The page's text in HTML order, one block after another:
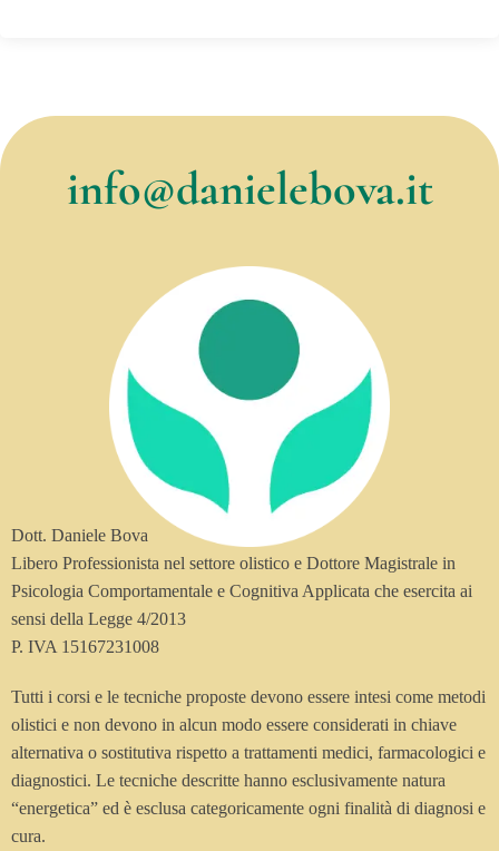
info@danielebova.it
Dott. Daniele Bova
Libero Professionista nel settore olistico e Dottore Magistrale in
Psicologia Comportamentale e Cognitiva Applicata che esercita ai
sensi della Legge 4/2013
P. IVA 15167231008
Tutti i corsi e le tecniche proposte devono essere intesi come metodi
olistici e non devono in alcun modo essere considerati in chiave
alternativa o sostitutiva rispetto a trattamenti medici, farmacologici e
diagnostici. Le tecniche descritte hanno esclusivamente natura
“energetica” ed è esclusa categoricamente ogni finalità di diagnosi e
cura.